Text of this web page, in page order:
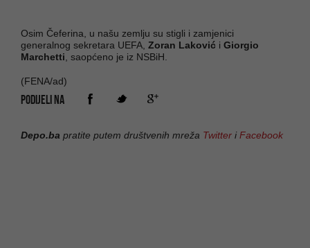
Osim Čeferina, u našu zemlju su stigli i zamjenici
generalnog sekretara UEFA, Zoran Laković i Giorgio
Marchetti , saopćeno je iz NSBiH.
(FENA/ad)
PODIJELI NA
Depo.ba pratite putem društvenih mreža Twitter iFacebook